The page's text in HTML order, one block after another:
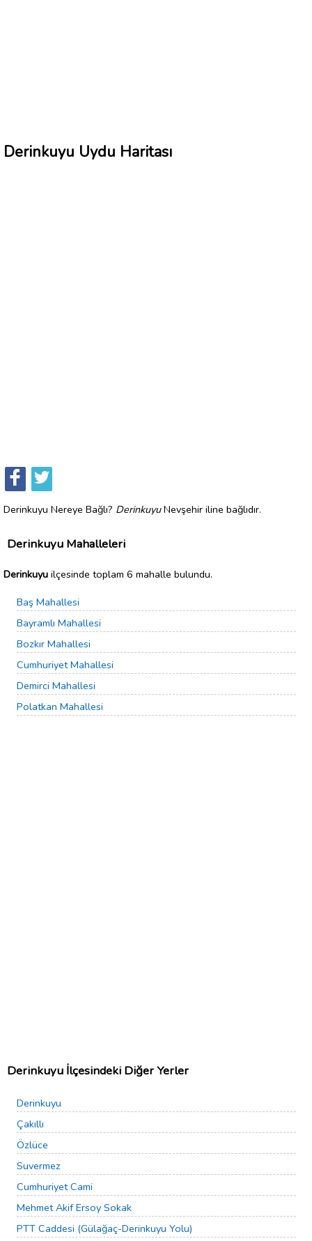
Derinkuyu Uydu Haritası
Derinkuyu Nereye Bağlı? DerinkuyuNevşehir iline bağlıdır.
Derinkuyu Mahalleleri
Derinkuyu ilçesinde toplam 6 mahalle bulundu.
Baş Mahallesi
Bayramlı Mahallesi
Bozkır Mahallesi
Cumhuriyet Mahallesi
Demirci Mahallesi
Polatkan Mahallesi
Derinkuyu İlçesindeki Diğer Yerler
Derinkuyu
Çakıllı
Özlüce
Suvermez
Cumhuriyet Cami
Mehmet Akif Ersoy Sokak
PTT Caddesi (Gülağaç-Derinkuyu Yolu)